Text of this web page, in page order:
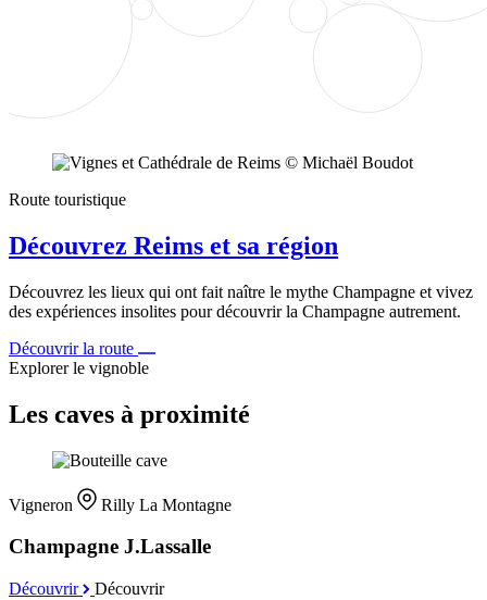
Route touristique
Découvrez Reims et sa région
Découvrez les lieux qui ont fait naître le mythe Champagne et vivez
des expériences insolites pour découvrir la Champagne autrement.
Découvrir la route
Explorer le vignoble
Les caves à proximité
Vigneron Rilly La Montagne
Champagne J.Lassalle
Découvrir Découvrir